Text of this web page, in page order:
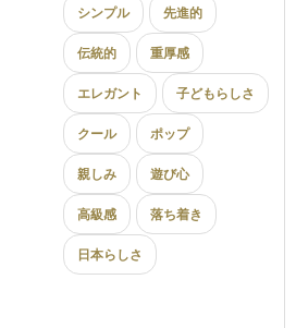
シンプル 先進的
伝統的 重厚感
エレガント 子どもらしさ
クール ポップ
親しみ 遊び心
高級感 落ち着き
日本らしさ